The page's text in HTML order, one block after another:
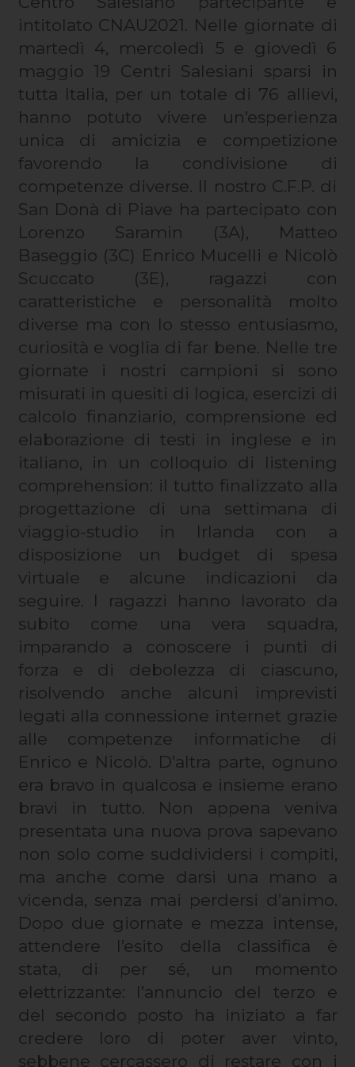
intitolato CNAU2021. Nelle giornate di
martedì 4, mercoledì 5 e giovedì 6
maggio 19 Centri Salesiani sparsi in
tutta Italia, per un totale di 76 allievi,
hanno potuto vivere un’esperienza
unica di amicizia e competizione
favorendo la condivisione di
competenze diverse. Il nostro C.F.P. di
San Donà di Piave ha partecipato con
Lorenzo Saramin (3A), Matteo
Baseggio (3C) Enrico Mucelli e Nicolò
Scuccato (3E), ragazzi con
caratteristiche e personalità molto
diverse ma con lo stesso entusiasmo,
curiosità e voglia di far bene. Nelle tre
giornate i nostri campioni si sono
misurati in quesiti di logica, esercizi di
calcolo finanziario, comprensione ed
elaborazione di testi in inglese e in
italiano, in un colloquio di listening
comprehension: il tutto finalizzato alla
progettazione di una settimana di
viaggio-studio in Irlanda con a
disposizione un budget di spesa
virtuale e alcune indicazioni da
seguire. I ragazzi hanno lavorato da
subito come una vera squadra,
imparando a conoscere i punti di
forza e di debolezza di ciascuno,
risolvendo anche alcuni imprevisti
legati alla connessione internet grazie
alle competenze informatiche di
Enrico e Nicolò. D’altra parte, ognuno
era bravo in qualcosa e insieme erano
bravi in tutto. Non appena veniva
presentata una nuova prova sapevano
non solo come suddividersi i compiti,
ma anche come darsi una mano a
vicenda, senza mai perdersi d’animo.
Dopo due giornate e mezza intense,
attendere l’esito della classifica è
stata, di per sé, un momento
elettrizzante: l’annuncio del terzo e
del secondo posto ha iniziato a far
credere loro di poter aver vinto,
sebbene cercassero di restare con i